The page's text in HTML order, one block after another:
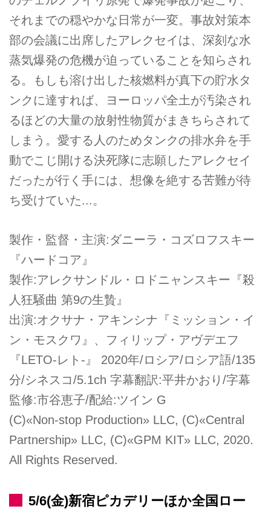
それまでの穏やかな日常が一変。事故対策本
部の会議に出席したアレクセイは、深刻な水
蒸気爆発の危機が迫っていることを知らされ
る。もしも溶け出した核燃料が真下の貯水タ
ンクに達すれば、ヨーロッパ全土が汚染され
るほどの大量の放射性物質がまきちらされて
しまう。愛する人のためタンクの排水弁を手
動でこじ開ける決死隊に志願したアレクセイ
だったが行く手には、想像を絶する苦難が待
ち受けていた...。
製作・監督・主演:ダニーラ・コズロフスキー
『ハードコア』
製作:アレクサンドル・ロドニャンスキー『殺
人狂騒曲 第9の生贄』
出演:オクサナ・アキンシナ『ミッション・イ
ン・モスクワ』、フィリップ・アヴデエフ
『LETO-レト-』 2020年/ロシア/ロシア語/135
分/シネスコ/5.1ch 字幕翻訳:平井かおり/字幕
監修:市谷恵子/配給:ツイン G
(C)«Non-stop Production» LLC, (C)«Central
Partnership» LLC, (C)«GPM KIT» LLC, 2020.
All Rights Reserved.
5/6(金)新宿ピカデリーほか全国ロー